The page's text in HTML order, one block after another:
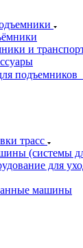
и
подъемников
трасс
(системы
для
машины